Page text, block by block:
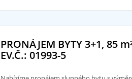
PRONÁJEM BYTY 3+1, 85
EV.Č.: 01993-5